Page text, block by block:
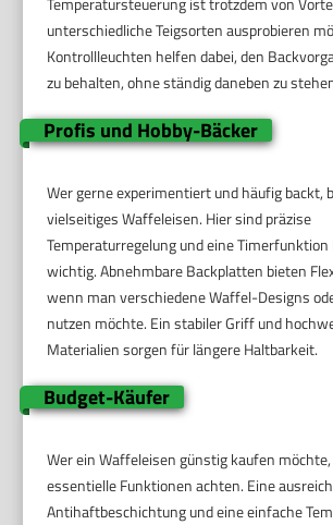
unterschiedliche Teigsorten ausprobieren
Kontrollleuchten helfen dabei, den
zu behalten, ohne ständig daneben zu
Profis und Hobby-Bäcker
Wer gerne experimentiert und häufig backt,
vielseitiges Waffeleisen. Hier sind präzise
Temperaturregelung und eine Timerfunktion
wichtig. Abnehmbare Backplatten bieten
wenn man verschiedene Waffel-Designs
nutzen möchte. Ein stabiler Griff und
Materialien sorgen für längere Haltbarkeit.
Budget-Käufer
Wer ein Waffeleisen günstig kaufen
essentielle Funktionen achten. Eine
Antihaftbeschichtung und eine einfache